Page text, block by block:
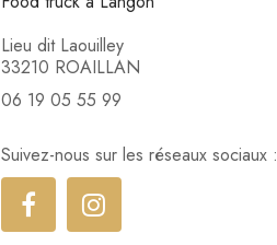
Lieu dit Laouilley
33210 ROAILLAN
06 19 05 55 99
Suivez-nous sur les réseaux sociaux :